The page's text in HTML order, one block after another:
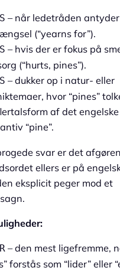
– når ledetråden
(“yearns for”).
– hvis der er fokus på
(“hurts, pines”).
– dukker op i natur- eller
hvor “pines”
af det engelske
“pine”.
svar er det
ellers er på
eksplicit peger mod et
– den mest ligefremme,
forstås som “lider” eller